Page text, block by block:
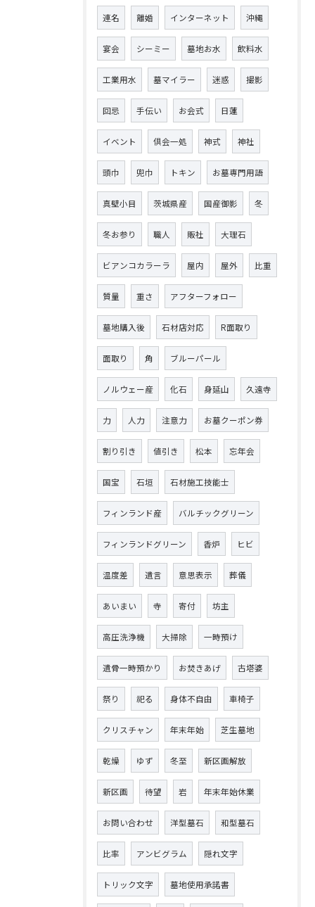
連名 離婚 インターネット 沖縄
宴会 シーミー 墓地お水 飲料水
工業用水 墓マイラー 迷惑 撮影
回忌 手伝い お会式 日蓮
イベント 倶会一処 神式 神社
頭巾 兜巾 トキン お墓専門用語
真壁小目 茨城県産 国産御影 冬
冬お参り 職人 販社 大理石
ビアンコカラーラ 屋内 屋外 比重
質量 重さ アフターフォロー
墓地購入後 石材店対応 R面取り
面取り 角 ブルーパール
ノルウェー産 化石 身延山 久遠寺
力 人力 注意力 お墓クーポン券
割り引き 値引き 松本 忘年会
国宝 石垣 石材施工技能士
フィンランド産 バルチックグリーン
フィンランドグリーン 香炉 ヒビ
温度差 遺言 意思表示 葬儀
あいまい 寺 寄付 坊主
高圧洗浄機 大掃除 一時預け
遺骨一時預かり お焚きあげ 古塔婆
祭り 祀る 身体不自由 車椅子
クリスチャン 年末年始 芝生墓地
乾燥 ゆず 冬至 新区画解放
新区画 待望 岩 年末年始休業
お問い合わせ 洋型墓石 和型墓石
比率 アンビグラム 隠れ文字
トリック文字 墓地使用承諾書